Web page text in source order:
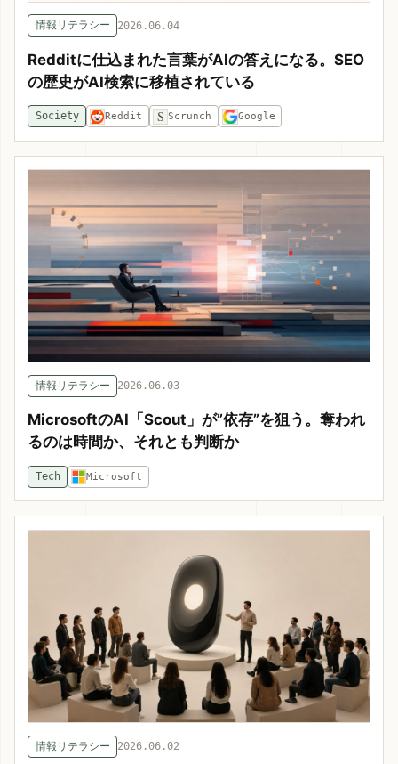
情報リテラシー 2026.06.04
Redditに仕込まれた言葉がAIの答えになる。SEO
の歴史がAI検索に移植されている
Society Reddit S Scrunch Google
情報リテラシー 2026.06.03
MicrosoftのAI「Scout」が”依存”を狙う。奪われ
るのは時間か、それとも判断か
Tech Microsoft
情報リテラシー 2026.06.02